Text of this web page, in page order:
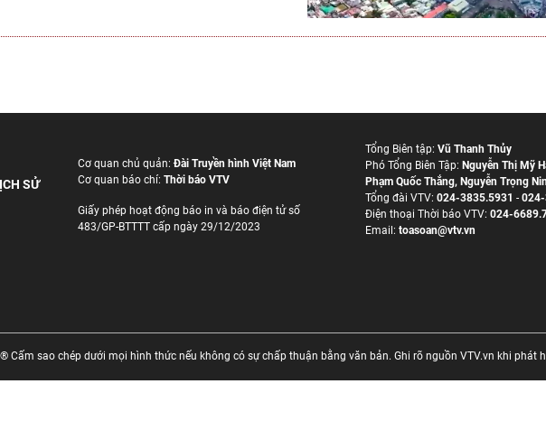
SỬ
Cơ quan chủ quản:Đài Truyền hình Việt Nam
Cơ quan báo chí: Thời báo VTV
Giấy phép hoạt động báo in và báo điện tử số
483/GP-BTTTT cấp ngày 29/12/2023
Tổng Biên tập: Vũ Thanh Thủy
Phó Tổng Biên Tập: Nguyễn Thị Mỹ
Phạm Quốc Thắng, Nguyễn Trọng
Tổng đài VTV: 024-3835.5931 -
Ðiện thoại Thời báo VTV: 024-
Email: toasoan@vtv.vn
® Cấm sao chép dưới mọi hình thức nếu không có sự chấp thuận bằng văn bản. Ghi rõ nguồn VTV.vn khi phát